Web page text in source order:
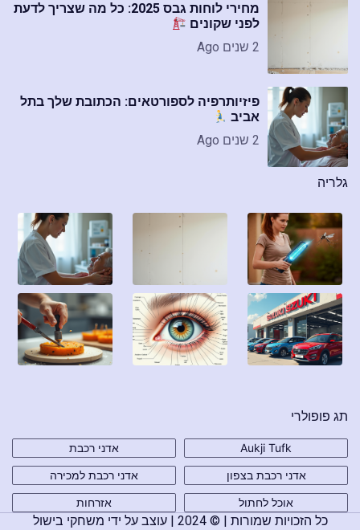
מחירי לוחות גבס 2025: כל מה שצריך לדעת
לפני שקונים
2 שנים Ago
פיזיותרפיה לספורטאים: הכתובת שלך בתל
אביב
2 שנים Ago
גלריה
תג פופולרי
Aukji Tufk
אדני רכבת
אדני רכבת בצפון
אדני רכבת למכירה
אוכל לחתול
אזרחות
כל הזכויות שמורות | © 2024 | עוצב על ידי משחקי בישול